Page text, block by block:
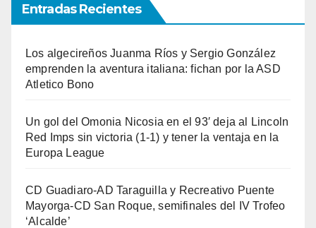
Entradas Recientes
Los algecireños Juanma Ríos y Sergio González
emprenden la aventura italiana: fichan por la ASD
Atletico Bono
Un gol del Omonia Nicosia en el 93′ deja al Lincoln
Red Imps sin victoria (1-1) y tener la ventaja en la
Europa League
CD Guadiaro-AD Taraguilla y Recreativo Puente
Mayorga-CD San Roque, semifinales del IV Trofeo
‘Alcalde’